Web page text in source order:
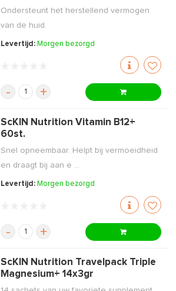
Ondersteunt het herstellend vermogen
van de huid.
Levertijd: Morgen bezorgd
- +
ScKIN Nutrition Vitamin B12+
60st.
Snel opneembaar. Helpt bij vermoeidheid
en draagt bij aan e ...
Levertijd: Morgen bezorgd
- +
ScKIN Nutrition Travelpack Triple
Magnesium+ 14x3gr